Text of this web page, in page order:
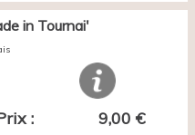
in Tournai'
: 9,00 €